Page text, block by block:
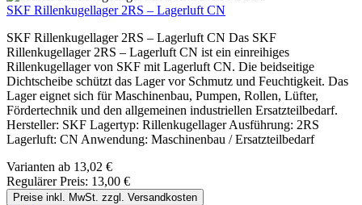
SKF Rillenkugellager 2RS – Lagerluft CN
SKF Rillenkugellager 2RS – Lagerluft CN Das SKF
Rillenkugellager 2RS – Lagerluft CN ist ein einreihiges
Rillenkugellager von SKF mit Lagerluft CN. Die beidseitige
Dichtscheibe schützt das Lager vor Schmutz und Feuchtigkeit. Das
Lager eignet sich für Maschinenbau, Pumpen, Rollen, Lüfter,
Fördertechnik und den allgemeinen industriellen Ersatzteilbedarf.
Hersteller: SKF Lagertyp: Rillenkugellager Ausführung: 2RS
Lagerluft: CN Anwendung: Maschinenbau / Ersatzteilbedarf
Varianten ab 13,02 €
Regulärer Preis: 13,00 €
Preise inkl. MwSt. zzgl. Versandkosten